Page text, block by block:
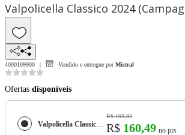
Valpolicella Classico 2024
4000109900 Vendido e entregue por Mistral
Ofertas disponíveis
Valpolicella Classico 2024 (Campagnola) 750ml
R$ 193,83
R$ 160,49 no pix